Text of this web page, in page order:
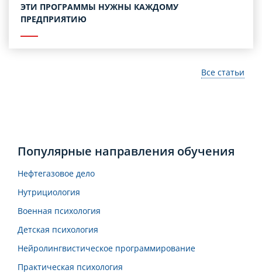
ЭТИ ПРОГРАММЫ НУЖНЫ КАЖДОМУ
ПРЕДПРИЯТИЮ
Все статьи
Популярные направления обучения
Нефтегазовое дело
Нутрициология
Военная психология
Детская психология
Нейролингвистическое программирование
Практическая психология